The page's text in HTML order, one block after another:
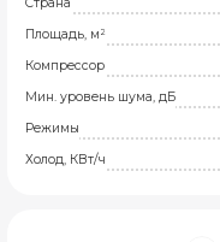
Площадь, м²
Компрессор
Мин. уровень шума, дБ
Режимы
Холод, КВт/ч